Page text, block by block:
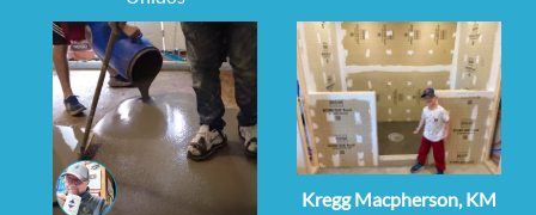
Kregg Macpherson, KM